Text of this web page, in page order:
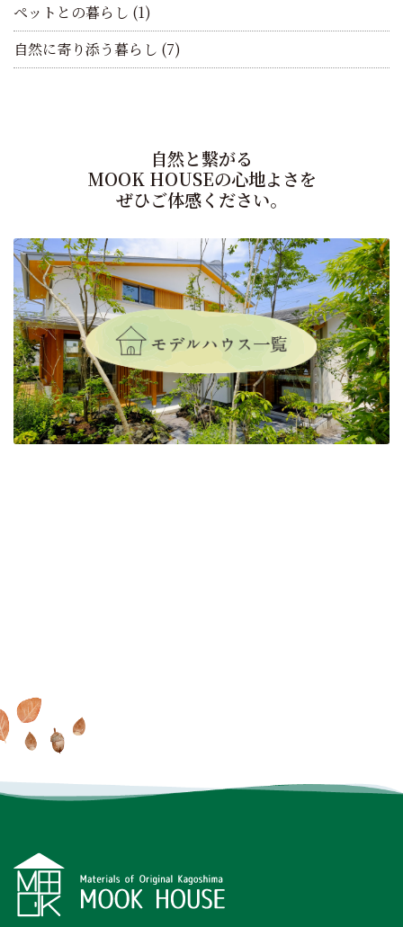
ペットとの暮らし (1)
自然に寄り添う暮らし (7)
自然と繋がる
MOOK HOUSEの心地よさを
ぜひご体感ください。
FACEBOOK